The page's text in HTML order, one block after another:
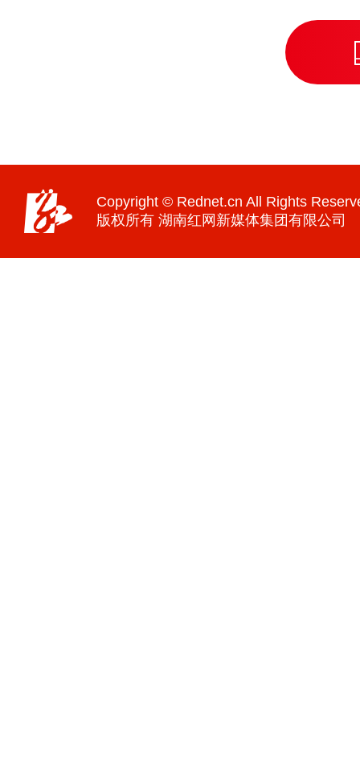
Copyright © Rednet.cn All Rights
版权所有 湖南红网新媒体集团有限公司